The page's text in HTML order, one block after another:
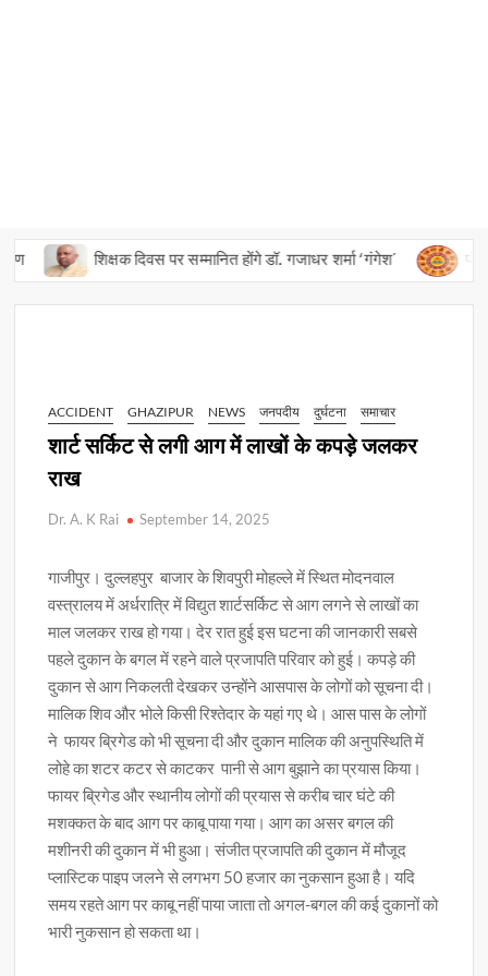
शिक्षक दिवस पर सम्मानित होंगे डॉ. गजाधर शर्मा ‘गंगेश’ पंचांग व
ACCIDENT GHAZIPUR NEWS जनपदीय दुर्घटना समाचार
शार्ट सर्किट से लगी आग में लाखों के कपड़े जलकर
राख
Dr. A. K Rai September 14, 2025
गाजीपुर। दुल्लहपुर बाजार के शिवपुरी मोहल्ले में स्थित मोदनवाल
वस्त्रालय में अर्धरात्रि में विद्युत शार्टसर्किट से आग लगने से लाखों का
माल जलकर राख हो गया। देर रात हुई इस घटना की जानकारी सबसे
पहले दुकान के बगल में रहने वाले प्रजापति परिवार को हुई। कपड़े की
दुकान से आग निकलती देखकर उन्होंने आसपास के लोगों को सूचना दी।
मालिक शिव और भोले किसी रिश्तेदार के यहां गए थे। आस पास के लोगों
ने फायर ब्रिगेड को भी सूचना दी और दुकान मालिक की अनुपस्थिति में
लोहे का शटर कटर से काटकर पानी से आग बुझाने का प्रयास किया।
फायर ब्रिगेड और स्थानीय लोगों की प्रयास से करीब चार घंटे की
मशक्कत के बाद आग पर काबू पाया गया। आग का असर बगल की
मशीनरी की दुकान में भी हुआ। संजीत प्रजापति की दुकान में मौजूद
प्लास्टिक पाइप जलने से लगभग 50 हजार का नुकसान हुआ है। यदि
समय रहते आग पर काबू नहीं पाया जाता तो अगल-बगल की कई दुकानों को
भारी नुकसान हो सकता था।